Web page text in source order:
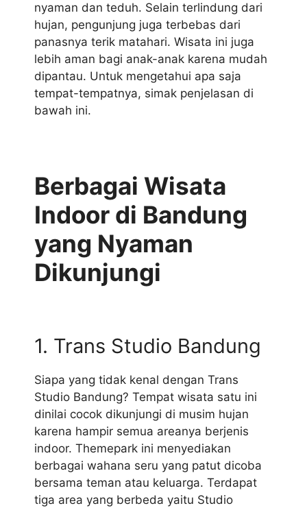
nyaman dan teduh. Selain terlindung dari
hujan, pengunjung juga terbebas dari
panasnya terik matahari. Wisata ini juga
lebih aman bagi anak-anak karena mudah
dipantau. Untuk mengetahui apa saja
tempat-tempatnya, simak penjelasan di
bawah ini.
Berbagai Wisata
Indoor di Bandung
yang Nyaman
Dikunjungi
1. Trans Studio Bandung
Siapa yang tidak kenal dengan Trans
Studio Bandung? Tempat wisata satu ini
dinilai cocok dikunjungi di musim hujan
karena hampir semua areanya berjenis
indoor. Themepark ini menyediakan
berbagai wahana seru yang patut dicoba
bersama teman atau keluarga. Terdapat
tiga area yang berbeda yaitu Studio